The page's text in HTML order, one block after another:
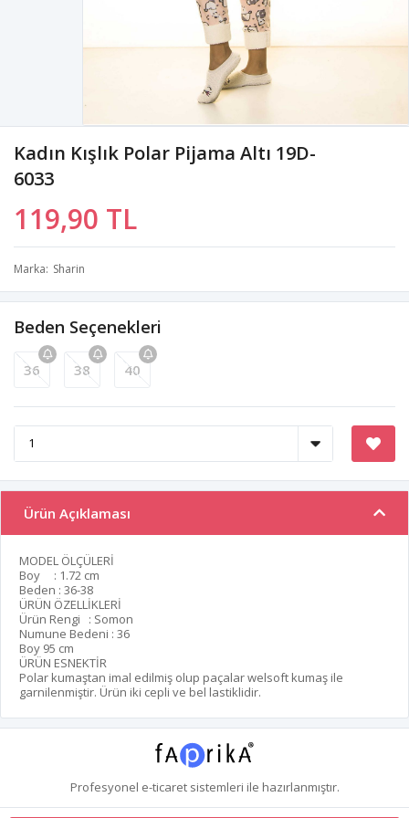
Kadın Kışlık Polar Pijama Altı 19D-
6033
119,90 TL
Marka Sharin
Beden Seçenekleri
36 38 40
Ürün Açıklaması
MODEL ÖLÇÜLERİ
Boy : 1.72 cm
Beden : 36-38
ÜRÜN ÖZELLİKLERİ
Ürün Rengi : Somon
Numune Bedeni : 36
Boy 95 cm
ÜRÜN ESNEKTİR
Polar kumaştan imal edilmiş olup paçalar welsoft kumaş ile
garnilenmiştir. Ürün iki cepli ve bel lastiklidir.
Profesyonel e-ticaretsistemleri ile hazırlanmıştır.